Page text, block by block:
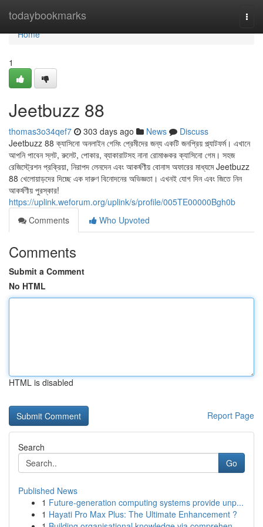
todaybookmarks
Home
Home
1
Jeetbuzz 88
thomas3o34qef7 303 days ago News
Discuss
Jeetbuzz 88 ক্যাসিনো অনলাইন গেমিং প্রেমীদের জন্য একটি জনপ্রিয় প্ল্যাটফর্ম। এখানে
আপনি পাবেন স্লট, রুলেট, পোকার, ব্যাকারাটসহ নানা রোমাঞ্চকর ক্যাসিনো গেম। সহজ
রেজিস্ট্রেশন প্রক্রিয়া, নিরাপদ লেনদেন এবং আকর্ষণীয় বোনাস অফারের মাধ্যমে Jeetbuzz
88 খেলোয়াড়দের দিচ্ছে এক দারুণ বিনোদনের অভিজ্ঞতা। এখনই যোগ দিন এবং জিতে নিন
আকর্ষণীয় পুরস্কার!
https://uplink.weforum.org/uplink/s/profile/005TE00000Bgh0b
Comments
Who Upvoted
Comments
Submit a Comment
No HTML
HTML is disabled
Report Page
Search
Go
Published News
1 Future-generation computing systems provide unp...
1 Hayati Pro Max Plus: The Ultimate Enhancement ?